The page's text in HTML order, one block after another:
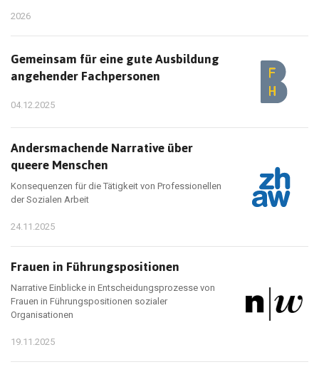
2026
Gemeinsam für eine gute Ausbildung
angehender Fachpersonen
04.12.2025
Andersmachende Narrative über
queere Menschen
Konsequenzen für die Tätigkeit von Professionellen
der Sozialen Arbeit
24.11.2025
Frauen in Führungspositionen
Narrative Einblicke in Entscheidungsprozesse von
Frauen in Führungspositionen sozialer
Organisationen
19.11.2025